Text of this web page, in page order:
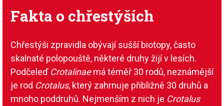
Fakta o chřestýších
Chřestýši zpravidla obývají sušší biotopy, často
skalnaté polopouště, některé druhy žijí v lesích.
Podčeleď Crotalinaemá téměř 30 rodů, neznámější
je rod Crotalus, který zahrnuje přibližně 30 druhů a
mnoho poddruhů. Nejmenším z nich je Crotalus